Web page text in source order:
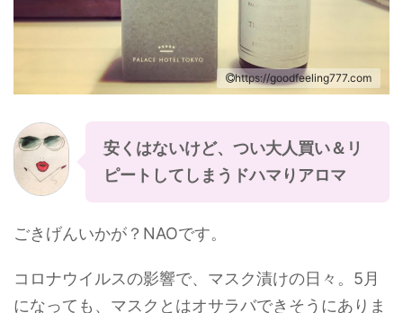
https://goodfeeling777.com
安くはないけど、つい大人買い＆リ
ピートしてしまうドハマりアロマ
ごきげんいかが？NAOです。
コロナウイルスの影響で、マスク漬けの日々。5月
になっても、マスクとはオサラバできそうにありま